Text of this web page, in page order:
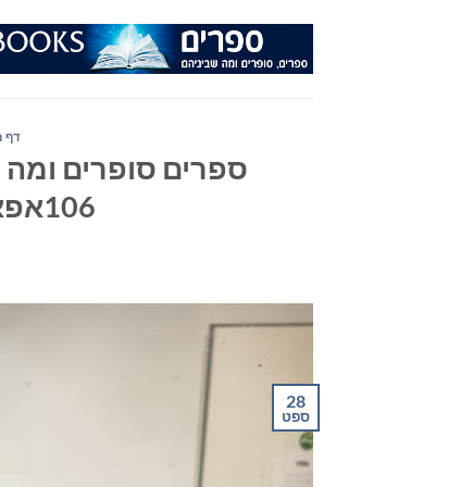
דף
ספרים סופרים ומה
106אפאם – יום רביעי 28/09/22
28
ספט